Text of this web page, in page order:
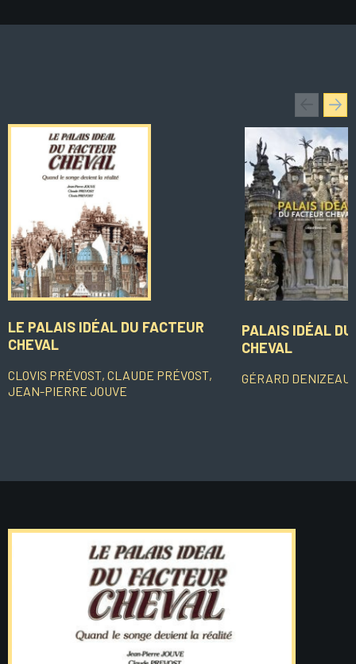
LE PALAIS IDÉAL DU FACTEUR
CHEVAL
CLOVIS PRÉVOST, CLAUDE PRÉVOST,
JEAN-PIERRE JOUVE
PALAIS IDÉAL
CHEVAL
GÉRARD DENIZEAU